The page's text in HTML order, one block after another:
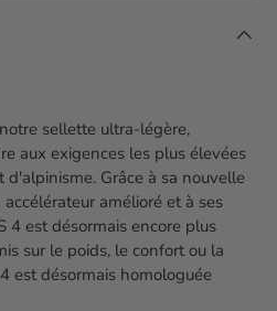
sellette ultra-légère,
aux exigences les plus élevées
Grâce à sa nouvelle
amélioré et à ses
4 est désormais encore plus
sur le poids, le confort ou la
est désormais homologuée